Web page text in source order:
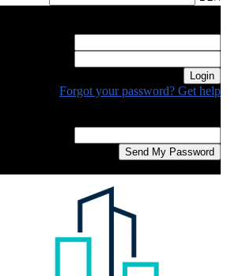
Forgot your password? Get help